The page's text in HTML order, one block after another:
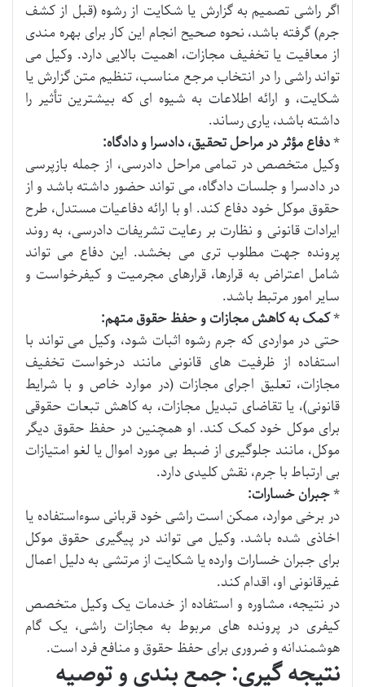
اگر راشی تصمیم به گزارش یا شکایت از رشوه (قبل از کشف
جرم) گرفته باشد، نحوه صحیح انجام این کار برای بهره مندی
از معافیت یا تخفیف مجازات، اهمیت بالایی دارد. وکیل می
تواند راشی را در انتخاب مرجع مناسب، تنظیم متن گزارش یا
شکایت، و ارائه اطلاعات به شیوه ای که بیشترین تأثیر را
داشته باشد، یاری رساند.
*دفاع مؤثر در مراحل تحقیق، دادسرا و دادگاه:
وکیل متخصص در تمامی مراحل دادرسی، از جمله بازپرسی
در دادسرا و جلسات دادگاه، می تواند حضور داشته باشد و از
حقوق موکل خود دفاع کند. او با ارائه دفاعیات مستدل، طرح
ایرادات قانونی و نظارت بر رعایت تشریفات دادرسی، به روند
پرونده جهت مطلوب تری می بخشد. این دفاع می تواند
شامل اعتراض به قرارها، قرارهای مجرمیت و کیفرخواست و
سایر امور مرتبط باشد.
*کمک به کاهش مجازات و حفظ حقوق متهم:
حتی در مواردی که جرم رشوه اثبات شود، وکیل می تواند با
استفاده از ظرفیت های قانونی مانند درخواست تخفیف
مجازات، تعلیق اجرای مجازات (در موارد خاص و با شرایط
قانونی)، یا تقاضای تبدیل مجازات، به کاهش تبعات حقوقی
برای موکل خود کمک کند. او همچنین در حفظ حقوق دیگر
موکل، مانند جلوگیری از ضبط بی مورد اموال یا لغو امتیازات
بی ارتباط با جرم، نقش کلیدی دارد.
*جبران خسارات:
در برخی موارد، ممکن است راشی خود قربانی سوءاستفاده یا
اخاذی شده باشد. وکیل می تواند در پیگیری حقوق موکل
برای جبران خسارات وارده یا شکایت از مرتشی به دلیل اعمال
غیرقانونی او، اقدام کند.
در نتیجه، مشاوره و استفاده از خدمات یک وکیل متخصص
کیفری در پرونده های مربوط به مجازات راشی، یک گام
هوشمندانه و ضروری برای حفظ حقوق و منافع فرد است.
نتیجه گیری: جمع بندی و توصیه